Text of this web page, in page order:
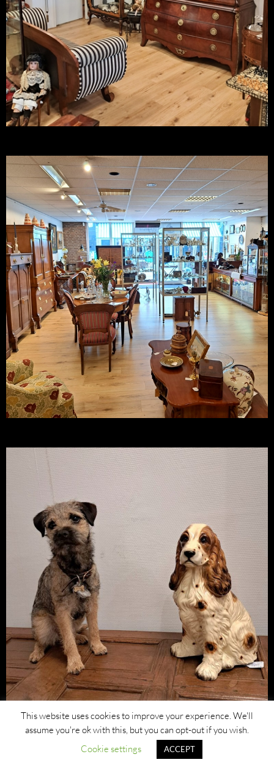
Ondersteund door WordPress
This website uses cookies to improve your experience. We'll
assume you're ok with this, but you can opt-out if you wish.
Cookie settings
ACCEPT